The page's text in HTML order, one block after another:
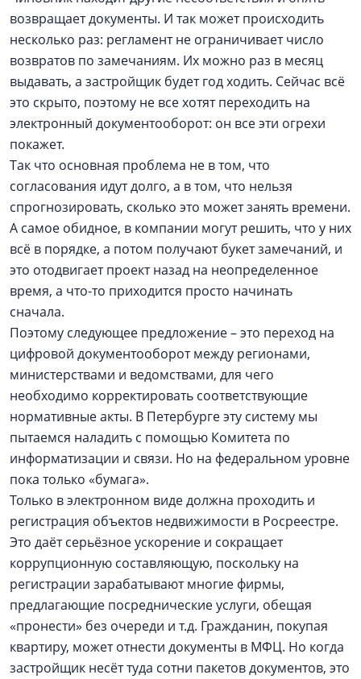
возвращает документы. И так может происходить
несколько раз: регламент не ограничивает число
возвратов по замечаниям. Их можно раз в месяц
выдавать, а застройщик будет год ходить. Сейчас всё
это скрыто, поэтому не все хотят переходить на
электронный документооборот: он все эти огрехи
покажет.
Так что основная проблема не в том, что
согласования идут долго, а в том, что нельзя
спрогнозировать, сколько это может занять времени.
А самое обидное, в компании могут решить, что у них
всё в порядке, а потом получают букет замечаний, и
это отодвигает проект назад на неопределенное
время, а что-то приходится просто начинать
сначала.
Поэтому следующее предложение – это переход на
цифровой документооборот между регионами,
министерствами и ведомствами, для чего
необходимо корректировать соответствующие
нормативные акты. В Петербурге эту систему мы
пытаемся наладить с помощью Комитета по
информатизации и связи. Но на федеральном уровне
пока только «бумага».
Только в электронном виде должна проходить и
регистрация объектов недвижимости в Росреестре.
Это даёт серьёзное ускорение и сокращает
коррупционную составляющую, поскольку на
регистрации зарабатывают многие фирмы,
предлагающие посреднические услуги, обещая
«пронести» без очереди и т.д. Гражданин, покупая
квартиру, может отнести документы в МФЦ. Но когда
застройщик несёт туда сотни пакетов документов, это